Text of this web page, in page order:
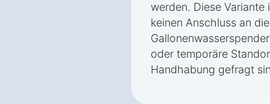
werden. Diese
keinen Anschluss an
oder temporäre
Handhabung gefragt